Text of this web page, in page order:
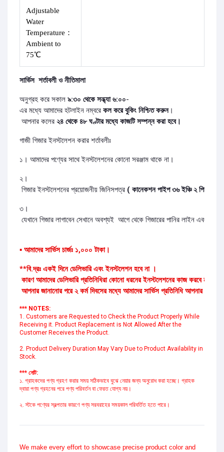
Adjustable
Water
Temperature ：
Ambient to
75℃
সার্ভিস শর্তাবলী ও নীতিমালা
অনুগ্রহ করে সকাল ৯:৩০ থেকে সন্ধ্যা ৬:০০-
এর মধ্যে আমাদের হটলাইন নম্বরে কল করে বুকিং নিশ্চিত করুন।
আপনার কলের ২৪ থেকে ৪৮ ঘণ্টার মধ্যে কাজটি সম্পন্ন করা হবে।
গাজী গিজার ইনস্টলেশন করার শর্তাবলীঃ
১। আমাদের পণ্যের সাথে ইনস্টলেশনের কোনো সরঞ্জাম থাকে না।
২।
গিজার ইনস্টলেশনের প্রয়োজনীয় জিনিসপত্র ( কানেকশন পাইপ ৩৬ ইঞ্চি ২ পিস, ১/২
৩।
যেখানে গিজার লাগাবেন সেখানে অবশ্যই আগে থেকে গিজারের পানির লাইন এবং
▪ আমাদের সার্ভিস চার্জঃ ১,০০০ টাকা।
**বি.দ্রঃ একই দিনে ডেলিভারি এবং ইনস্টলেশন হবে না ।
কারণ আমাদের ডেলিভারি প্রতিনিধিরা কোনো ধরনের ইনস্টলেশনের কাজ করবে না।
আপনার জানানোর পরে ২ কর্ম দিবসের মধ্যে আমাদের সার্ভিস প্রতিনিধি আপনার
*** NOTES:
1. Customers are Requested to Check the Product Properly While
Receiving it. Product Replacement is Not Allowed After the
Customer Receives the Product.
2. Product Delivery Duration May Vary Due to Product Availability in
Stock.
*** নোট:
১. গ্রাহকদের পণ্য গ্রহণ করার সময় সঠিকভাবে বুঝে নেয়ার জন্য অনুরোধ করা হচ্ছে। গ্রাহক
দ্বারা পণ্য গ্রহনের পরে পণ্য পরিবর্তন বা ফেরত যোগ্য নয়।
২. স্টকে পণ্যের স্বল্পতার কারণে পণ্য সরবরাহের সময়কাল পরিবর্তিত হতে পারে।
We make every effort to showcase precise product color and